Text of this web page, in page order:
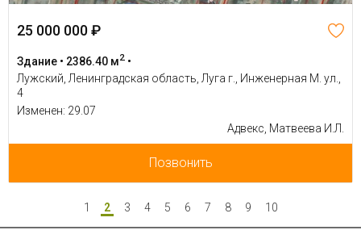
25 000 000 ₽
Здание • 2386.40 м2 •
Лужский, Ленинградская область, Луга г., Инженерная М. ул.,
4
Изменен: 29.07
Адвекс, Матвеева И.Л.
Позвонить
1 2 3 4 5 6 7 8 9 10